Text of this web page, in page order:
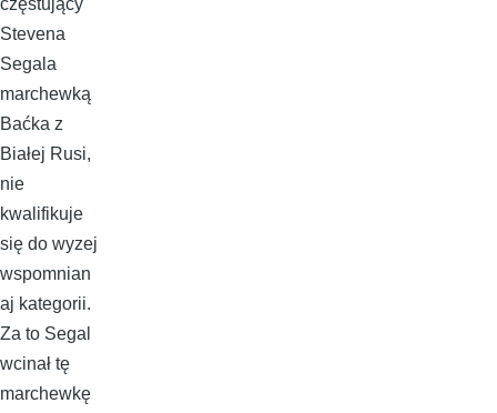
częstujący
Stevena
Segala
marchewką
Baćka z
Białej Rusi,
nie
kwalifikuje
się do wyzej
wspomnian
aj kategorii.
Za to Segal
wcinał tę
marchewkę